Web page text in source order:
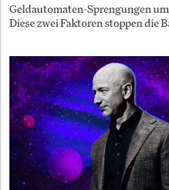
Geldautomaten-Sprengungen
Diese zwei Faktoren stoppen die